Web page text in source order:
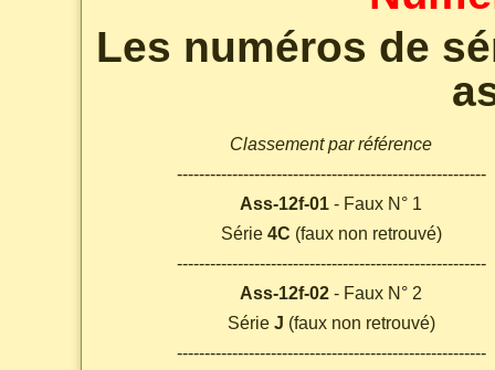
Les numéros de
Classement par référence
--------------------------------------------------------
Ass-12f-01 - Faux N° 1
Série 4C (faux non retrouvé)
--------------------------------------------------------
Ass-12f-02 - Faux N° 2
Série J (faux non retrouvé)
--------------------------------------------------------